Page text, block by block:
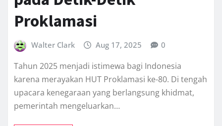
Proklamasi
Walter Clark Aug 17, 2025 0
Tahun 2025 menjadi istimewa bagi Indonesia
karena merayakan HUT Proklamasi ke-80. Di tengah
upacara kenegaraan yang berlangsung khidmat,
pemerintah mengeluarkan…